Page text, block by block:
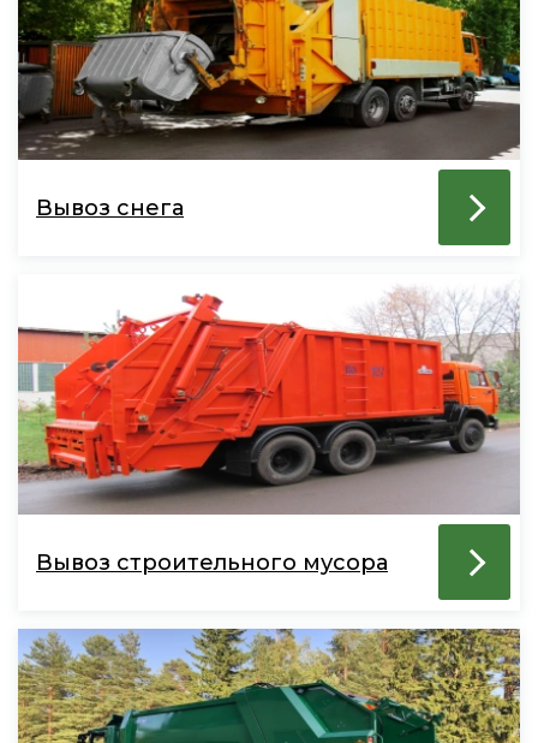
Вывоз снега
Вывоз строительного мусора